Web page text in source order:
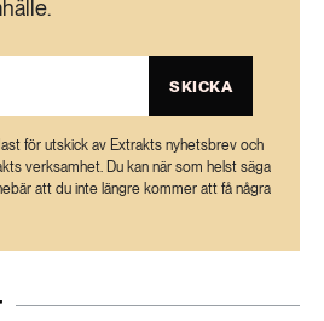
SKICKA
för utskick av Extrakts nyhetsbrev och
verksamhet. Du kan när som helst säga
att du inte längre kommer att få några